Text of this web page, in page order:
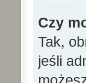
Czy
Tak,
jeśli